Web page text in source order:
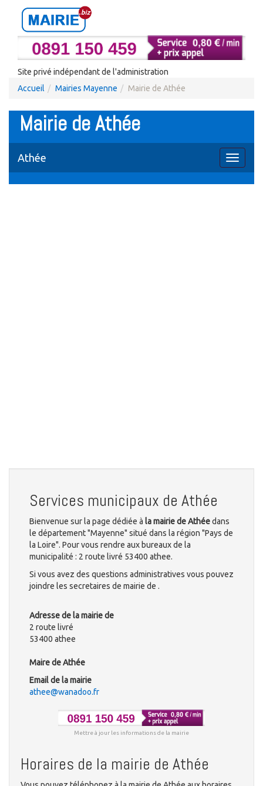
Site privé indépendant de l'administration
Accueil
Mairies Mayenne Mairie de Athée
Mairie de Athée
Toggle
Athée
Services municipaux de Athée
Bienvenue sur la page dédiée à la mairie de Athéedans
le département "Mayenne" situé dans la région "Pays de
la Loire". Pour vous rendre aux bureaux de la
municipalité : 2 route livré 53400 athee.
Si vous avez des questions administratives vous pouvez
joindre les secretaires de mairie de .
Adresse de la mairie de
2 route livré
53400 athee
Maire de Athée
Email de la mairie
athee@wanadoo.fr
Mettre à jour les informations de la mairie
Horaires de la mairie de Athée